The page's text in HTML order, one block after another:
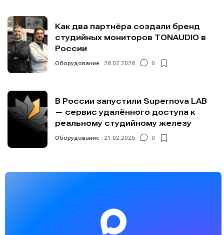
Как два партнёра создали бренд
студийных мониторов TONAUDIO в
России
Оборудование 26.02.2026 0
В России запустили Supernova LAB
— сервис удалённого доступа к
реальному студийному железу
Оборудование 21.02.2026 0